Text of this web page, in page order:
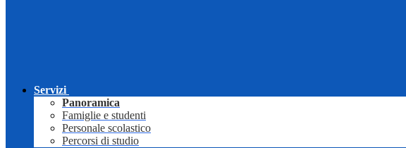
Servizi
Panoramica
Famiglie e studenti
Personale scolastico
Percorsi di studio